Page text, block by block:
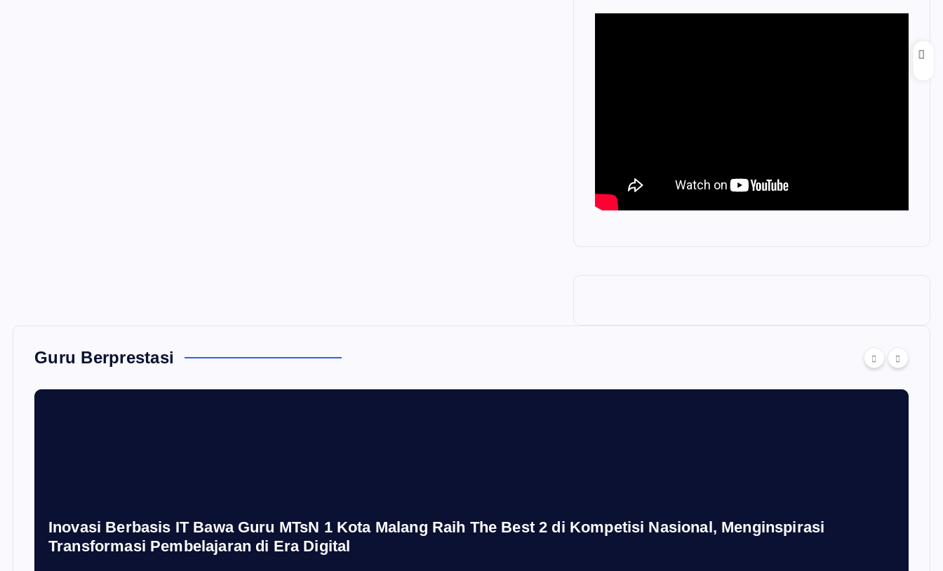
Guru Berprestasi
Inovasi Berbasis IT Bawa Guru MTsN 1 Kota Malang Raih The Best 2 di Kompetisi Nasional, Menginspirasi
Transformasi Pembelajaran di Era Digital